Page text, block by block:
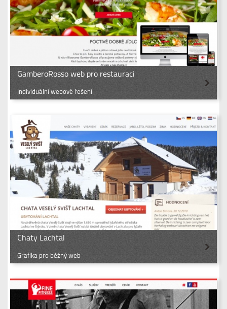
GamberoRosso web pro restauraci
Individuální webové řešení
Chaty Lachtal
Grafika pro běžný web